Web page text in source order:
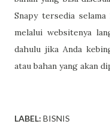
Snapy tersedia
melalui websitenya
dahulu jika Anda
atau bahan yang akan
LABEL: BISNIS